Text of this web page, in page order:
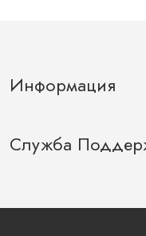
Информация
Служба